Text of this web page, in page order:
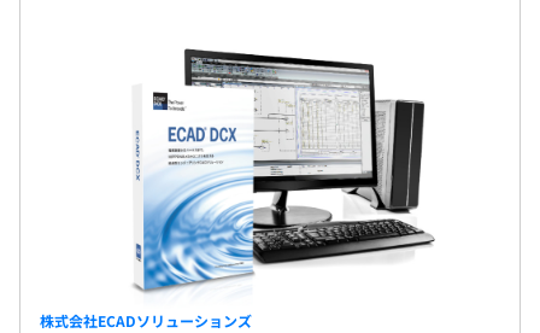
株式会社ECADソリューションズ